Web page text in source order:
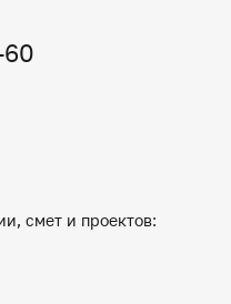
смет и проектов: